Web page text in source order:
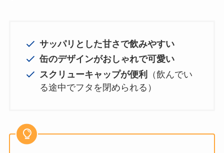
サッパリとした甘さで飲みやすい
缶のデザインがおしゃれで可愛い
スクリューキャップが便利
（飲んでい
る途中でフタを閉められる）